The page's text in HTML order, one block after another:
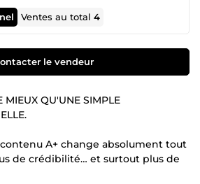
Ventes au total4
le vendeur
MIEUX QU'UNE SIMPLE
contenu A+ change absolument tout
de crédibilité… et surtout plus de